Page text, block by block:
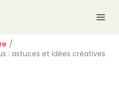
: astuces et idées créatives